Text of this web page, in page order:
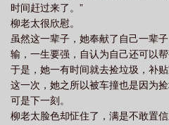
时间赶过来了。”
柳老太很欣慰。
虽然这一辈子，她奉献了自己一辈
输，一生要强，自认为自己还可以帮
于是，她一有时间就去捡垃圾，补贴
这一次，她之所以被车撞也是因为捡
可是下一刻。
柳老太脸色却怔住了，满是不敢置信